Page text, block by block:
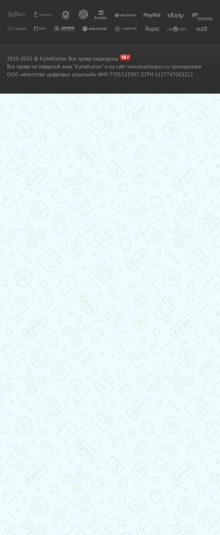
2010-2026 © КупиКупон. Все права защищены.
Все права на товарный знак "КупиКупон" и на сайт www.kupikupon.ru принадлежат
OOO «Агентство цифровых решений» ИНН 7705523387, ОГРН 1127747063212